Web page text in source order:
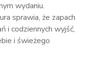
wydaniu.
sprawia, że zapach
i codziennych wyjść,
i świeżego